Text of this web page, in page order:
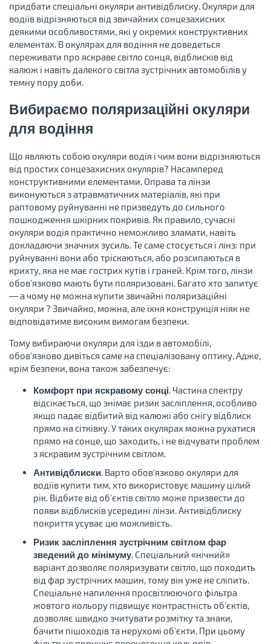
придбати спеціальні окуляри антивідблиску. Окуляри для
водіїв відрізняються від звичайних сонцезахисних
деякими особливостями, які у окремих конструктивних
елементах. В окулярах для водіння не доведеться
переживати про яскраве світло сонця, відблисків від
калюж і навіть далекого світла зустрічних автомобілів у
темну пору доби.
Вибираємо поляризаційні окуляри
для водіння
Що являють собою окуляри водія і чим вони відрізняються
від простих сонцезахисних окулярів? Насамперед
конструктивними елементами. Оправа та лінзи
виконуються з атравматичних матеріалів, які при
раптовому руйнуванні не призведуть до сильного
пошкодження шкірних покривів. Як правило, сучасні
окуляри водія практично неможливо зламати, навіть
докладаючи значних зусиль. Те саме стосується і лінз: при
руйнуванні вони або тріскаються, або розсипаються в
крихту, яка не має гострих кутів і граней. Крім того, лінзи
обов'язково мають бути поляризовані. Багато хто запитує
— а чому не можна купити звичайні поляризаційні
окуляри ? Звичайно, можна, але їхня конструкція ніяк не
відповідатиме високим вимогам безпеки.
Тому вибираючи окуляри для їзди в автомобілі,
обов'язково дивіться саме на спеціалізовану оптику. Адже,
крім безпеки, вона також забезпечує:
Комфорт при яскравому сонці. Частина спектру
відсікається, що знімає ризик засліплення, особливо
якщо падає відбитий від калюжі або снігу відблиск
прямо на сітківку. У таких окулярах можна рухатися
прямо на сонце, що заходить, і не відчувати проблем
з яскравим зустрічним світлом.
Антивідблиски. Варто обов'язково окуляри для
водіїв купити тим, хто використовує машину цілий
рік. Відбите від об'єктів світло може призвести до
появи відблисків усередині лінзи. Антивідблиску
покриття усуває цю можливість.
Ризик засліплення зустрічним світлом фар
зведений до мінімуму. Спеціальний «нічний»
варіант дозволяє поляризувати світло, що походить
від фар зустрічних машин, тому він уже не сліпить.
Спеціальне напилення просвітлюючого фільтра
жовтого кольору підвищує контрастність об'єктів,
дозволяє швидко зчитувати розмітку та знаки,
бачити пішоходів та нерухомі об'єкти. При цьому